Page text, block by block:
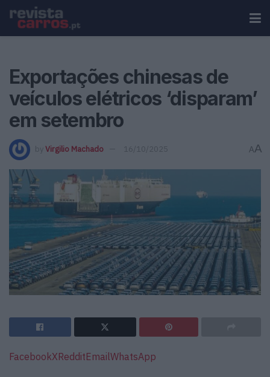
Exportações chinesas de
veículos elétricos ‘disparam’
em setembro
by Virgilio Machado 16/10/2025 AA
FacebookXRedditEmailWhatsApp